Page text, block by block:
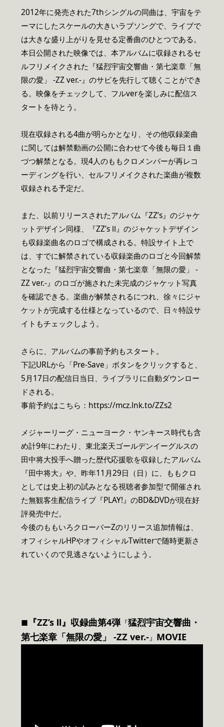
2012年に発売された7thシングルの同曲は、宇宙をテ
ーマにしたスケールの大きいラブソングで、ライブで
は大きな盛り上がりを見せる定番曲のひとつである。
本日公開された映像では、本アルバムに収録されるセ
ルフリメイクされた『猛烈宇宙交響曲・第七楽章「無
限の愛」 -ZZ ver.-』のサビを先行して聴くことができ
る。映像をチェックして、フルverを楽しみに配信ス
タートを待とう。
現在収録される4曲が明らかとなり、その他収録楽曲
に関しては解禁動画の公開に合わせて今後も毎日１曲
づつ解禁となる。現4人のももクロメンバーが再レコ
ーディングを行い、セルフリメイクされた楽曲が複数
収録される予定だ。
また、以前リリースされたアルバム『ZZ’s』のジャケ
ットデザイン同様、『ZZ’s Ⅱ』のジャケットデザイン
も収録楽曲名のロゴで構成される。特設サイト上で
は、すでに解禁されている収録楽曲のロゴと今回解禁
となった『猛烈宇宙交響曲・第七楽章「無限の愛」 -
ZZ ver.-』のロゴが施された未完成のジャケット写真
を確認できる。楽曲が解禁されるにつれ、徐々にジャ
ケットが完成する仕様となっているので、日々特設サ
イトもチェックしよう。
さらに、アルバムの事前予約もスタート。
下記URLから「Pre-Save」ボタンをクリックすると、
5月17日の配信日当日、ライブラリに自動ダウンロー
ドされる。
事前予約はこちら：https://mcz.lnk.to/ZZs2
メジャーリーグ・ニューヨーク・ヤンキース時代も含
め計9年にわたり、東北楽天ゴールデンイーグルスの
田中将大投手へ贈った歴代応援歌を収録したアルバム
『田中将大』や、昨年11月29日（日）に、ももクロ
としては史上初の試みとなる視聴者参加型で開催され
た無観客生配信ライブ『PLAY!』のBD&DVDが現在好
評発売中だ。
今後のももいろクローバーZのリリース追加情報は、
オフィシャルHPやオフィシャルTwitterで随時更新さ
れていくので見逃さないようにしよう。
■ 『ZZ’s Ⅱ』収録曲第4弾『猛烈宇宙交響曲・
第七楽章「無限の愛」 -ZZ ver.-』 MOVIE